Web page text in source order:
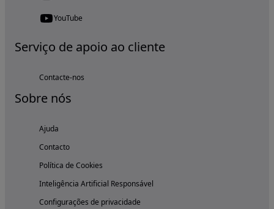
YouTube
Serviço de apoio ao cliente
Contacte-nos
Sobre nós
Ajuda
Contacto
Política de Cookies
Inteligência Artificial Responsável
Configurações de privacidade